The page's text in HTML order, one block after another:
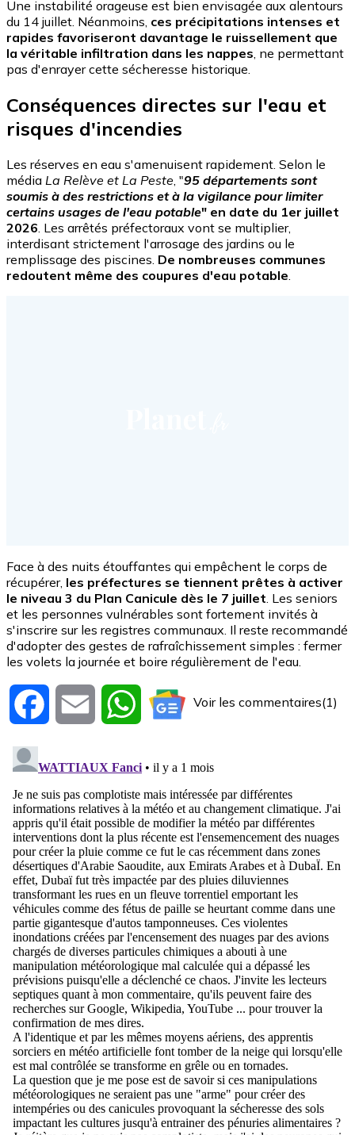
Une instabilité orageuse est bien envisagée aux alentours
du 14 juillet. Néanmoins, ces précipitations intenses et
rapides favoriseront davantage le ruissellement que
la véritable infiltration dans les nappes, ne permettant
pas d'enrayer cette sécheresse historique.
Conséquences directes sur l'eau et
risques d'incendies
Les réserves en eau s'amenuisent rapidement. Selon le
média La Relève et La Peste, "95 départements sont
soumis à des restrictions et à la vigilance pour limiter
certains usages de l'eau potable" en date du 1er juillet
2026. Les arrêtés préfectoraux vont se multiplier,
interdisant strictement l'arrosage des jardins ou le
remplissage des piscines. De nombreuses communes
redoutent même des coupures d'eau potable.
Face à des nuits étouffantes qui empêchent le corps de
récupérer, les préfectures se tiennent prêtes à activer
le niveau 3 du Plan Canicule dès le 7 juillet. Les seniors
et les personnes vulnérables sont fortement invités à
s'inscrire sur les registres communaux. Il reste recommandé
d'adopter des gestes de rafraîchissement simples : fermer
les volets la journée et boire régulièrement de l'eau.
Facebook Email WhatsAppVoir les commentaires(1)